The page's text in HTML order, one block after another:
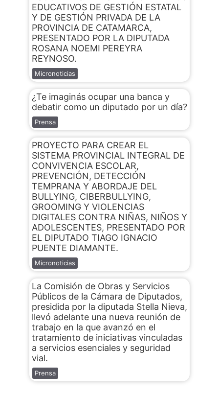
EDUCATIVOS DE GESTIÓN ESTATAL
Y DE GESTIÓN PRIVADA DE LA
PROVINCIA DE CATAMARCA,
PRESENTADO POR LA DIPUTADA
ROSANA NOEMI PEREYRA
REYNOSO.
Micronoticias
¿Te imaginás ocupar una banca y
debatir como un diputado por un día?
Prensa
PROYECTO PARA CREAR EL
SISTEMA PROVINCIAL INTEGRAL DE
CONVIVENCIA ESCOLAR,
PREVENCIÓN, DETECCIÓN
TEMPRANA Y ABORDAJE DEL
BULLYING, CIBERBULLYING,
GROOMING Y VIOLENCIAS
DIGITALES CONTRA NIÑAS, NIÑOS Y
ADOLESCENTES, PRESENTADO POR
EL DIPUTADO TIAGO IGNACIO
PUENTE DIAMANTE.
Micronoticias
La Comisión de Obras y Servicios
Públicos de la Cámara de Diputados,
presidida por la diputada Stella Nieva,
llevó adelante una nueva reunión de
trabajo en la que avanzó en el
tratamiento de iniciativas vinculadas
a servicios esenciales y seguridad
vial.
Prensa